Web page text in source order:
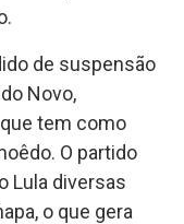
de suspensão
Novo,
tem como
O partido
Lula diversas
o que gera